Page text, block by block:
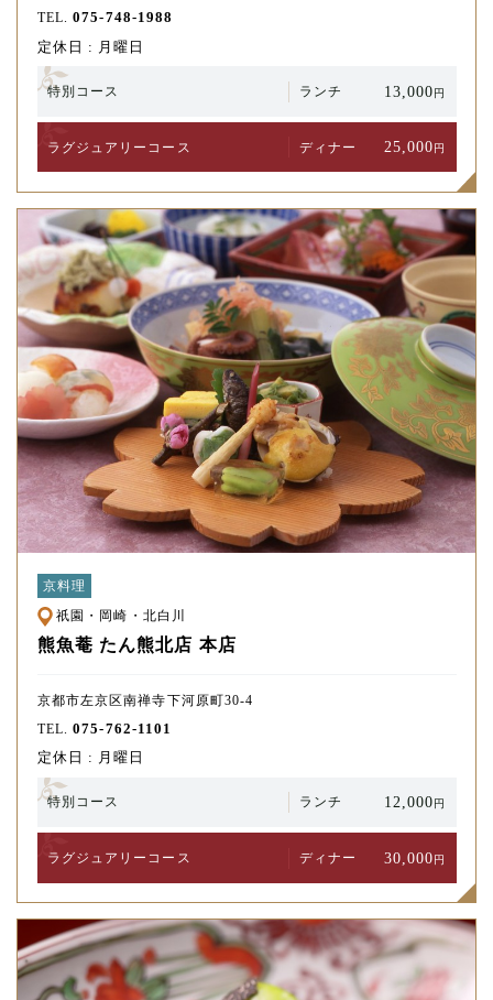
TEL.075-748-1988
定休日 : 月曜日
特別コース ランチ 13,000円
ラグジュアリー コース ディナー 25,000円
京料理
祇園・岡崎・北白川
熊魚菴 たん熊北店 本店
京都市左京区南禅寺下河原町30-4
TEL.075-762-1101
定休日 : 月曜日
特別コース ランチ 12,000円
ラグジュアリー コース ディナー 30,000円